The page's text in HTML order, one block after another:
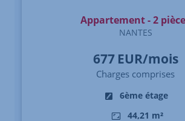
Appartement - 2
NANTES
677 EUR/mois
Charges comprises
6ème étage
44,21 m²